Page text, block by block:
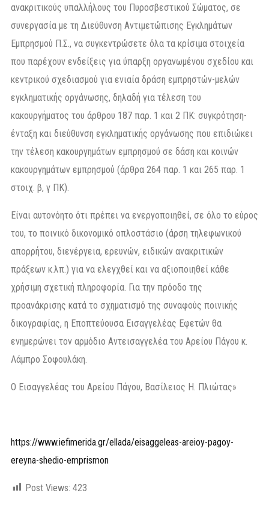
ανακριτικούς υπαλλήλους του Πυροσβεστικού Σώματος, σε
συνεργασία με τη Διεύθυνση Αντιμετώπισης Εγκλημάτων
Εμπρησμού Π.Σ., να συγκεντρώσετε όλα τα κρίσιμα στοιχεία
που παρέχουν ενδείξεις για ύπαρξη οργανωμένου σχεδίου και
κεντρικού σχεδιασμού για ενιαία δράση εμπρηστών-μελών
εγκληματικής οργάνωσης, δηλαδή για τέλεση του
κακουργήματος του άρθρου 187 παρ. 1 και 2 ΠΚ: συγκρότηση-
ένταξη και διεύθυνση εγκληματικής οργάνωσης που επιδιώκει
την τέλεση κακουργημάτων εμπρησμού σε δάση και κοινών
κακουργημάτων εμπρησμού (άρθρα 264 παρ. 1 και 265 παρ. 1
στοιχ. β, γ ΠΚ).
Είναι αυτονόητο ότι πρέπει να ενεργοποιηθεί, σε όλο το εύρος
του, το ποινικό δικονομικό οπλοστάσιο (άρση τηλεφωνικού
απορρήτου, διενέργεια, ερευνών, ειδικών ανακριτικών
πράξεων κ.λπ.) για να ελεγχθεί και να αξιοποιηθεί κάθε
χρήσιμη σχετική πληροφορία. Για την πρόοδο της
προανάκρισης κατά το σχηματισμό της συναφούς ποινικής
δικογραφίας, η Εποπτεύουσα Εισαγγελέας Εφετών θα
ενημερώνει τον αρμόδιο Αντεισαγγελέα του Αρείου Πάγου κ.
Λάμπρο Σοφουλάκη.
Ο Εισαγγελέας του Αρείου Πάγου, Βασίλειος Η. Πλιώτας»
https://www.iefimerida.gr/ellada/eisaggeleas-areioy-pagoy-
ereyna-shedio-emprismon
Post Views: 423